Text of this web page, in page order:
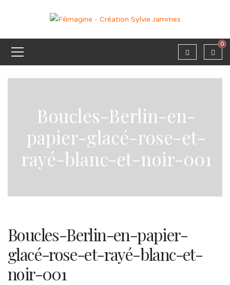
0
Boucles-Berlin-en-
papier-glacé-rose-et-
rayé-blanc-et-noir-001
Boucles-Berlin-en-papier-
glacé-rose-et-rayé-blanc-et-
noir-001